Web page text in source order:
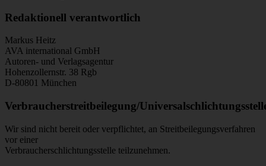
Redaktionell verantwortlich
Markus Heitz
AVA international GmbH
Autoren- und Verlagsagentur
Hohenzollernstr. 38 Rgb
D-80801 München
Verbraucherstreitbeilegung/
Wir sind nicht bereit oder verpflichtet, an Streitbeilegungsverfahren
vor einer
Verbraucherschlichtungsstelle teilzunehmen.